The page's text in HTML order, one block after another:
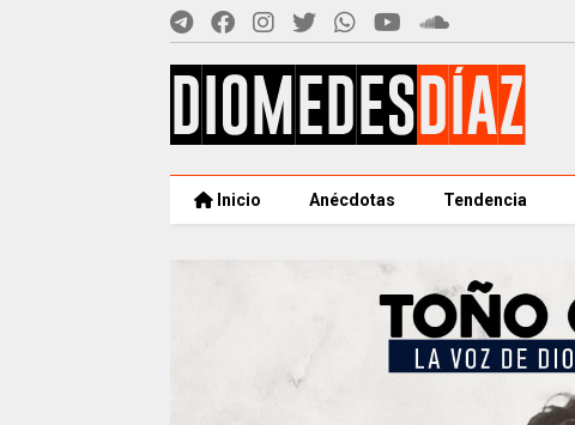
Inicio Anécdotas Tendencia